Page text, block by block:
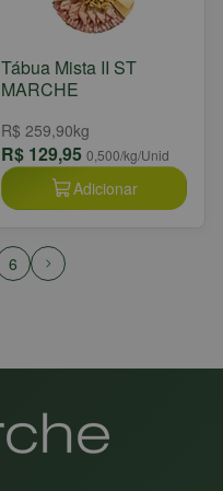
Tábua Mista II ST
MARCHE
R$ 259,90kg
R$ 129,95 0,500/kg/Unid
Adicionar
6